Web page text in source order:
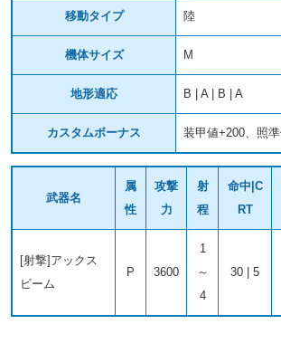
移動タイプ 陸
機体サイズ M
地形適応 B | A | B | A
カスタムボーナス 装甲値+200、照
武器名
属
性
攻撃
力
射
程
命中|C
RT
[射撃]アックス
ビーム
P 3600
1
～
4
30 | 5